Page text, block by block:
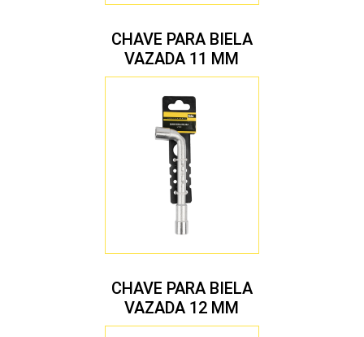
CHAVE PARA BIELA
VAZADA 11 MM
CHAVE PARA BIELA
VAZADA 12 MM